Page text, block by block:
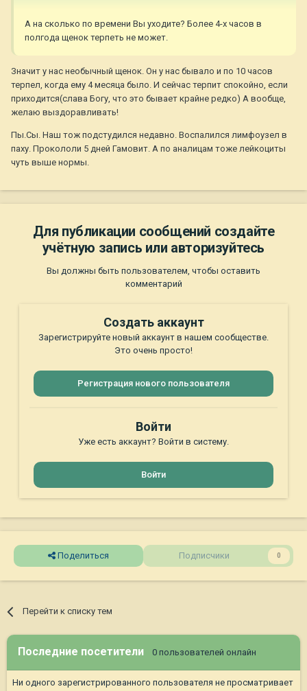
А на сколько по времени Вы уходите? Более 4-х часов в
полгода щенок терпеть не может.
Значит у нас необычный щенок. Он у нас бывало и по 10 часов
терпел, когда ему 4 месяца было. И сейчас терпит спокойно, если
приходится(слава Богу, что это бывает крайне редко) А вообще,
желаю выздоравливать!
Пы.Сы. Наш тож подстудился недавно. Воспалился лимфоузел в
паху. Прокололи 5 дней Гамовит. А по аналицам тоже лейкоциты
чуть выше нормы.
Для публикации сообщений создайте
учётную запись или авторизуйтесь
Вы должны быть пользователем, чтобы оставить
комментарий
Создать аккаунт
Зарегистрируйте новый аккаунт в нашем сообществе.
Это очень просто!
Регистрация нового пользователя
Войти
Уже есть аккаунт? Войти в систему.
Войти
Поделиться Подписчики 0
Перейти к списку тем
Последние посетители 0 пользователей онлайн
Ни одного зарегистрированного пользователя не просматривает